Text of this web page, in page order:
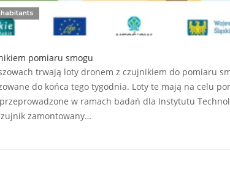
pomiaru smogu
trwają loty dronem z czujnikiem do pomiaru
do końca tego tygodnia. Loty te mają na celu
w ramach badań dla Instytutu
zamontowany…